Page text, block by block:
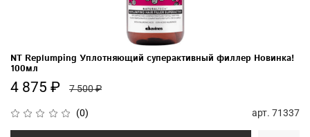
(0) арт. 71337
NT Replumping Уплотняющий суперактивный филлер Новинка!
100мл
4 875 ₽ 7 500 ₽